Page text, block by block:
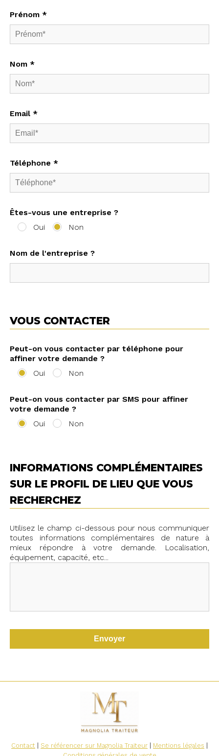
Prénom *
Nom *
Email *
Téléphone *
Êtes-vous une entreprise ?
Oui
Non
Nom de l'entreprise ?
VOUS CONTACTER
Peut-on vous contacter par téléphone pour
affiner votre demande ?
Oui
Non
Peut-on vous contacter par SMS pour affiner
votre demande ?
Oui
Non
INFORMATIONS COMPLÉMENTAIRES
SUR LE PROFIL DE LIEU QUE VOUS
RECHERCHEZ
Utilisez le champ ci-dessous pour nous communiquer
toutes informations complémentaires de nature à
mieux répondre à votre demande. Localisation,
équipement, capacité, etc...
Contact Se référencer sur Magnolia Traiteur Mentions légales